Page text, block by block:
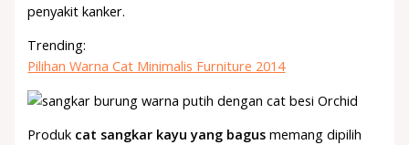
penyakit kanker.
Trending:
Pilihan Warna Cat Minimalis Furniture 2014
Produk cat sangkar kayu yang bagus memang dipilih